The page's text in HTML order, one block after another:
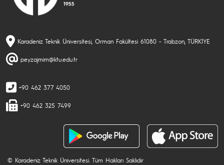
Karadeniz Teknik Üniversitesi, Orman Fakültesi 61080 - Trabzon, TÜRKİYE
peyzajmim@ktu.edu.tr
+90 462 377 4050
+90 462 325 7499
© Karadeniz Teknik Üniversitesi. Tüm Hakları Saklıdır